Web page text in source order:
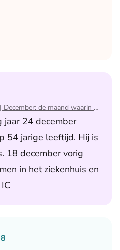
Blog Bianca | December: de maand waarin ik mijn man verloor
jaar 24 december
54 jarige leeftijd. Hij is
18 december vorig
in het ziekenhuis en
| December: de maand
| Al 9 jaar hetzelfde